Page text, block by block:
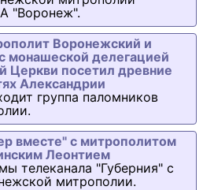
"Воронеж".
Воронежский и
монашеской делегацией
Церкви посетил древние
Александрии
группа паломников
вместе" с митрополитом
Леонтием
телеканала "Губерния" с
митрополии.